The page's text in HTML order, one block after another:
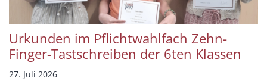
Urkunden im Pflichtwahlfach Zehn-
Finger-Tastschreiben der 6ten Klassen
27. Juli 2026